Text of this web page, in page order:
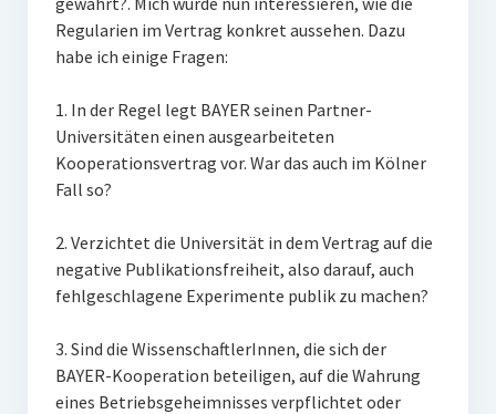
Regularien im Vertrag konkret aussehen. Dazu
habe ich einige Fragen:
1. In der Regel legt BAYER seinen Partner-
Universitäten einen ausgearbeiteten
Kooperationsvertrag vor. War das auch im Kölner
Fall so?
2. Verzichtet die Universität in dem Vertrag auf die
negative Publikationsfreiheit, also darauf, auch
fehlgeschlagene Experimente publik zu machen?
3. Sind die WissenschaftlerInnen, die sich der
BAYER-Kooperation beteiligen, auf die Wahrung
eines Betriebsgeheimnisses verpflichtet oder